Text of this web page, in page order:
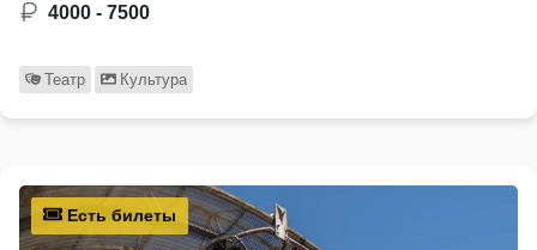
4000 - 7500
Театр Культура
Есть билеты